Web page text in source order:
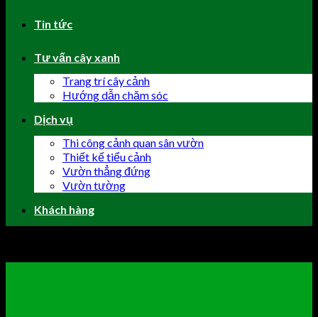
Tin tức
Tư vấn cây xanh
Trang trí cây cảnh
Hướng dẫn chăm sóc
Dịch vụ
Thi công cảnh quan sân vườn
Thiết kế tiểu cảnh
Vườn thẳng đứng
Vườn tường
Khách hàng